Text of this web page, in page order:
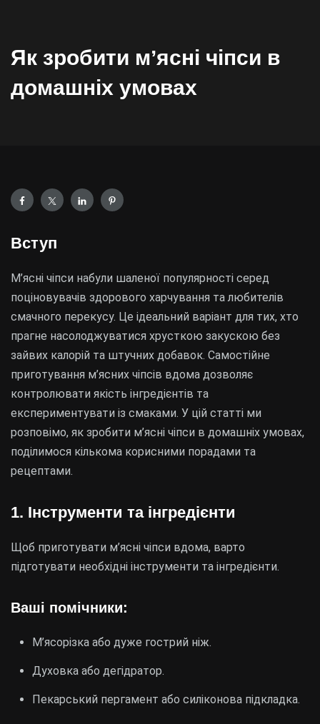
Як зробити мʼясні чіпси в
домашніх умовах
Вступ
М’ясні чіпси набули шаленої популярності серед
поціновувачів здорового харчування та любителів
смачного перекусу. Це ідеальний варіант для тих, хто
прагне насолоджуватися хрусткою закускою без
зайвих калорій та штучних добавок. Самостійне
приготування м’ясних чіпсів вдома дозволяє
контролювати якість інгредієнтів та
експериментувати із смаками. У цій статті ми
розповімо, як зробити м’ясні чіпси в домашніх умовах,
поділимося кількома корисними порадами та
рецептами.
1. Інструменти та інгредієнти
Щоб приготувати м’ясні чіпси вдома, варто
підготувати необхідні інструменти та інгредієнти.
Ваші помічники:
М’ясорізка або дуже гострий ніж.
Духовка або дегідратор.
Пекарський пергамент або силіконова підкладка.